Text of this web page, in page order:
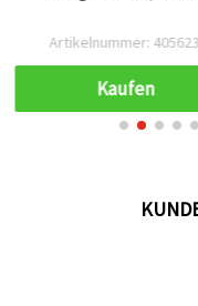
Artikelnummer: 405623
Kaufen